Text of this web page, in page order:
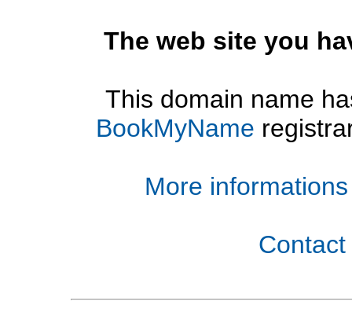
The web site you
This domain name
BookMyName
More